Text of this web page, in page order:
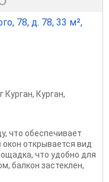
78, д. 78, 33 м²,
Курган, Курган,
что обеспечивает
открывается вид
что удобно для
балкон застеклен,